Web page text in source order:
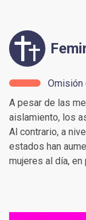
Omisión
A pesar de las
aislamiento, los
Al contrario, a
estados han
mujeres al día, en